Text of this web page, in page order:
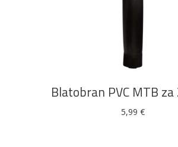
DODAJ U KOŠARICU
Blatobran PVC MTB
5,99 €